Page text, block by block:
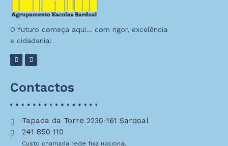
O futuro começa aqui… com rigor, excelência
e cidadania!
Contactos
Tapada da Torre 2230-161 Sardoal
241 850 110
Custo chamada rede fixa nacional